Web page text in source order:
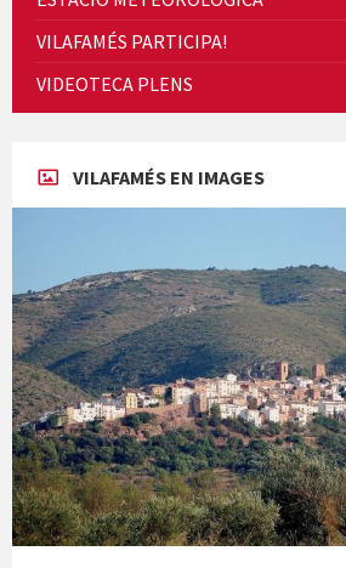
Cicle de Cine i Dones rurals
Concerts al Museu
Presentació del llibre &quot;La
VILAFAMÉS PARTICIPA!
VIDEOTECA PLENS
VILAFAMÉS EN IMAGES